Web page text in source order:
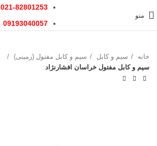
منو
021-82801253
09193040057
خانه سیم و کابل
سیم و کابل مفتول (زمینی)
سیم و کابل مفتول خراسان افشارنژاد